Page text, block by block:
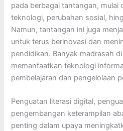
pada berbagai tantangan, mulai
teknologi, perubahan sosial,
Namun, tantangan ini juga
untuk terus berinovasi dan
pendidikan. Banyak madrasah
memanfaatkan teknologi
pembelajaran dan pengelolaan
Penguatan literasi digital,
pengembangan keterampilan
penting dalam upaya